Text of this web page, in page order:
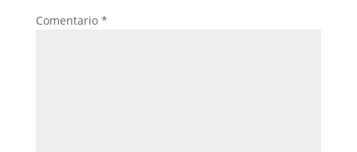
Comentario *